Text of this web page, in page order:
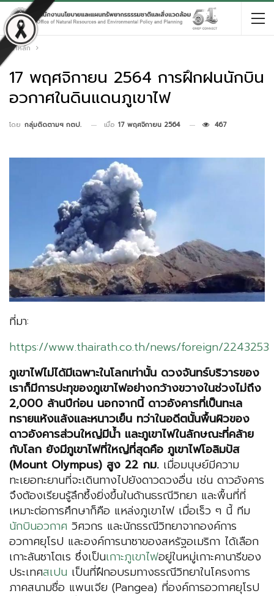
หน้าหลัก
17 พฤศจิกายน 2564 การฝึกฝนนักบิน
อวกาศในดินแดนภูเขาไฟ
โดย กลุ่มติดตามฯ กตป. เมื่อ 17 พฤศจิกายน 2564 467
ที่มา:
https://www.thairath.co.th/news/foreign/2243253
ภูเขาไฟไม่ได้มีเฉพาะในโลกเท่านั้น ดวงจันทร์บริวารของ
เราก็มีการปะทุของภูเขาไฟอย่างกว้างขวางในช่วงไม่ถึง
2,000 ล้านปีก่อน นอกจากนี้ ดาวอังคารที่เป็นทะเล
ทรายแห้งแล้งและหนาวเย็น ทว่าในอดีตนั้นพื้นผิวของ
ดาวอังคารส่วนใหญ่มีน้ำ และภูเขาไฟในลักษณะที่คล้าย
กับโลก ยังมีภูเขาไฟที่ใหญ่ที่สุดคือ ภูเขาไฟโอลิมปัส
(Mount Olympus) สูง 22 กม. เมื่อมนุษย์มีความ
ทะเยอทะยานที่จะเดินทางไปยังดาวดวงอื่น เช่น ดาวอังคาร
จึงต้องเรียนรู้ลึกซึ้งยิ่งขึ้นในด้านธรณีวิทยา และพื้นที่ที่
เหมาะต่อการศึกษาก็คือ แหล่งภูเขาไฟ เมื่อเร็ว ๆ นี้ ทีม
นักบินอวกาศ วิศวกร และนักธรณีวิทยาจากองค์การ
อวกาศยุโรป และองค์การนาซาของสหรัฐอเมริกา ได้เลือก
เกาะลันซาโตเร ซึ่งเป็นเกาะภูเขาไฟอยู่ในหมู่เกาะคานารีของ
ประเทศสเปน เป็นที่ฝึกอบรมทางธรณีวิทยาในโครงการ
ภาคสนามชื่อ แพนเจีย (Pangea) ที่องค์การอวกาศยุโรป